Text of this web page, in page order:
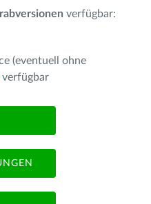
verfügbar:
(eventuell ohne
verfügbar